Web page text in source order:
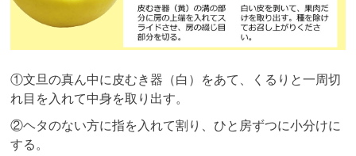
①文旦の真ん中に皮むき器（白）をあて、くるりと一周切
れ目を入れて中身を取り出す。
②ヘタのない方に指を入れて割り、ひと房ずつに小分けに
する。